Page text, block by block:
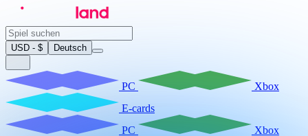
USD - $ Deutsch
PC
Xbox
E-cards
PC
Xbox